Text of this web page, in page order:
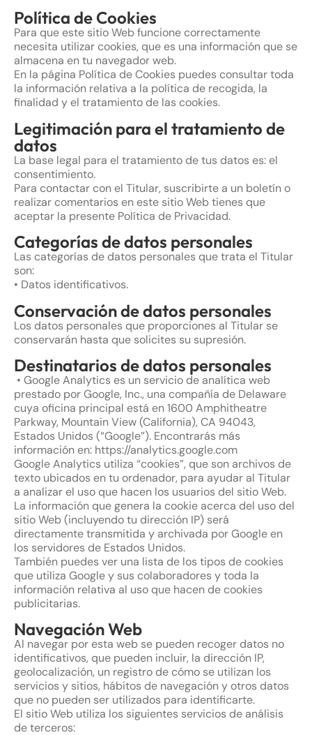
Política de Cookies
Para que este sitio Web funcione correctamente
necesita utilizar cookies, que es una información que se
almacena en tu navegador web.
En la página Política de Cookies puedes consultar toda
la información relativa a la política de recogida, la
finalidad y el tratamiento de las cookies.
Legitimación para el tratamiento de
datos
La base legal para el tratamiento de tus datos es: el
consentimiento.
Para contactar con el Titular, suscribirte a un boletín o
realizar comentarios en este sitio Web tienes que
aceptar la presente Política de Privacidad.
Categorías de datos personales
Las categorías de datos personales que trata el Titular
son:
• Datos identificativos.
Conservación de datos personales
Los datos personales que proporciones al Titular se
conservarán hasta que solicites su supresión.
Destinatarios de datos personales
• Google Analytics es un servicio de analítica web
prestado por Google, Inc., una compañía de Delaware
cuya oficina principal está en 1600 Amphitheatre
Parkway, Mountain View (California), CA 94043,
Estados Unidos (“Google”). Encontrarás más
información en: https://analytics.google.com
Google Analytics utiliza “cookies”, que son archivos de
texto ubicados en tu ordenador, para ayudar al Titular
a analizar el uso que hacen los usuarios del sitio Web.
La información que genera la cookie acerca del uso del
sitio Web (incluyendo tu dirección IP) será
directamente transmitida y archivada por Google en
los servidores de Estados Unidos.
También puedes ver una lista de los tipos de cookies
que utiliza Google y sus colaboradores y toda la
información relativa al uso que hacen de cookies
publicitarias.
Navegación Web
Al navegar por esta web se pueden recoger datos no
identificativos, que pueden incluir, la dirección IP,
geolocalización, un registro de cómo se utilizan los
servicios y sitios, hábitos de navegación y otros datos
que no pueden ser utilizados para identificarte.
El sitio Web utiliza los siguientes servicios de análisis
de terceros: